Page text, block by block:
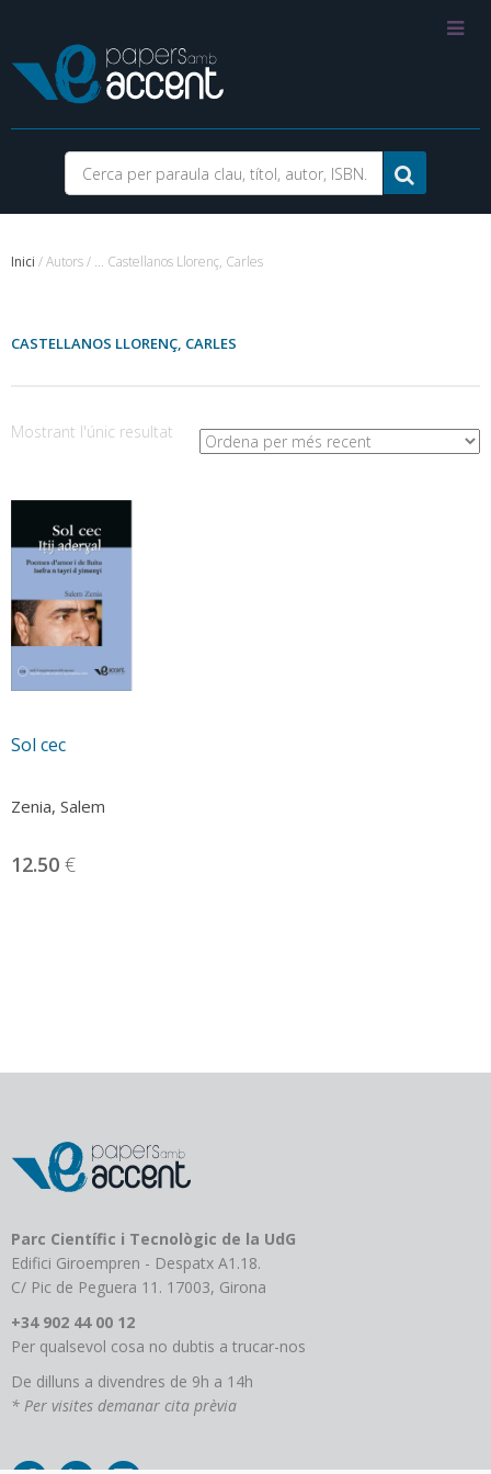
Inici / Autors / ... Castellanos Llorenç, Carles
CASTELLANOS LLORENÇ, CARLES
Mostrant l'únic resultat
Sol cec
Zenia, Salem
12.50 €
Parc Científic i Tecnològic de la UdG
Edifici Giroempren - Despatx A1.18.
C/ Pic de Peguera 11. 17003, Girona
+34 902 44 00 12
Per qualsevol cosa no dubtis a trucar-nos
De dilluns a divendres de 9h a 14h
* Per visites demanar cita prèvia